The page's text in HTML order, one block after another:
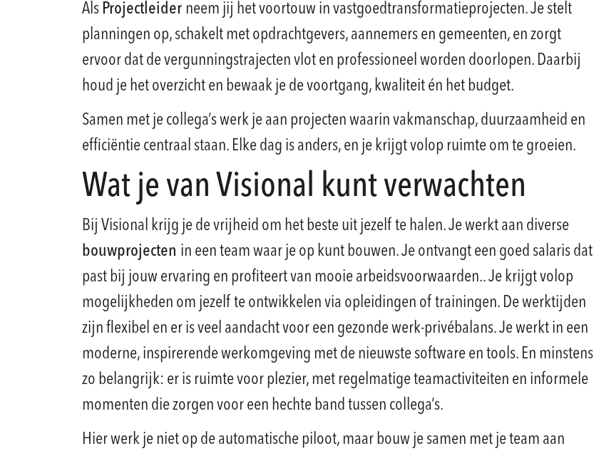
Als Projectleider neem jij het voortouw in vastgoedtransformatieprojecten. Je stelt
planningen op, schakelt met opdrachtgevers, aannemers en gemeenten, en zorgt
ervoor dat de vergunningstrajecten vlot en professioneel worden doorlopen. Daarbij
houd je het overzicht en bewaak je de voortgang, kwaliteit én het budget.
Samen met je collega’s werk je aan projecten waarin vakmanschap, duurzaamheid en
efficiëntie centraal staan. Elke dag is anders, en je krijgt volop ruimte om te groeien.
Wat je van Visional kunt verwachten
Bij Visional krijg je de vrijheid om het beste uit jezelf te halen. Je werkt aan diverse
bouwprojecten in een team waar je op kunt bouwen. Je ontvangt een goed salaris dat
past bij jouw ervaring en profiteert van mooie arbeidsvoorwaarden.. Je krijgt volop
mogelijkheden om jezelf te ontwikkelen via opleidingen of trainingen. De werktijden
zijn flexibel en er is veel aandacht voor een gezonde werk-privébalans. Je werkt in een
moderne, inspirerende werkomgeving met de nieuwste software en tools. En minstens
zo belangrijk: er is ruimte voor plezier, met regelmatige teamactiviteiten en informele
momenten die zorgen voor een hechte band tussen collega’s.
Hier werk je niet op de automatische piloot, maar bouw je samen met je team aan